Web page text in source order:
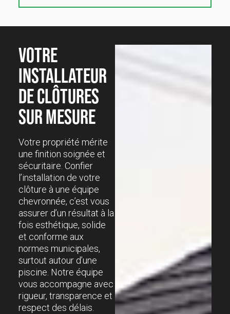
VOTRE
INSTALLATEUR
DE CLÔTURES
SUR MESURE
Votre propriété mérite
une finition soignée et
sécuritaire. Confier
l’installation de votre
clôture à une équipe
chevronnée, c’est vous
assurer d’un résultat à la
fois esthétique, solide
et conforme aux
normes municipales,
surtout autour d’une
piscine. Notre équipe
vous accompagne avec
rigueur, transparence et
respect des délais.